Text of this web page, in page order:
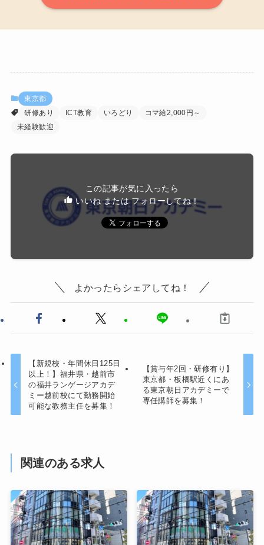
東京都
研修あり
ICT教育 いろどり
コマ給2,000円～
未経験歓迎
この記事が気に入ったら
いいね または フォローしてね！
よかったらシェアしてね！
【新規校・年間休日125日
以上！】福井県・越前市
の福井ランゲージアカデ
ミー越前校にて勤務開始
可能な教務主任を募集！
【賞与年2回・研修有り】
東京都・板橋駅近くにあ
る東京朝日アカデミーで
専任講師を募集！
関連のある求人